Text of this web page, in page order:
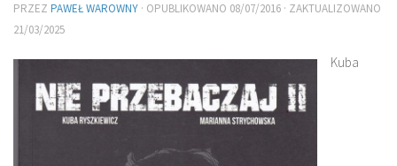
PRZEZ PAWEŁ WAROWNY · OPUBLIKOWANO 08/07/2016 · ZAKTUALIZOWANO
21/03/2025
Kuba